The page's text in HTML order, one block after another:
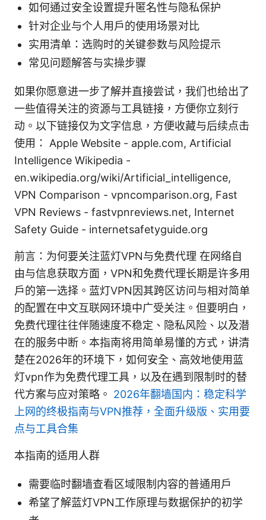
如何通过安全设置提升匿名性与隐私保护
针对企业与个人用户的使用场景对比
实用清单：选购时的关键参数与风险提示
常见问题解答与实操步骤
如果你愿意进一步了解并直接尝试，我们也给出了
一些值得关注的资源与工具链接，方便你立刻行
动。以下链接仅为文字信息，方便收藏与后续点击
使用： Apple Website - apple.com, Artificial
Intelligence Wikipedia -
en.wikipedia.org/wiki/Artificial_intelligence,
VPN Comparison - vpncomparison.org, Fast
VPN Reviews - fastvpnreviews.net, Internet
Safety Guide - internetsafetyguide.org
前言：为何要关注蓝灯VPN与免费代理 在网络自
由与信息获取方面，VPN和免费代理长期是许多用
户的第一选择。蓝灯VPN因其跨区访问与相对简单
的配置在中文互联网环境中广受关注。但要明白，
免费代理往往伴随速度不稳定、隐私风险、以及潜
在的服务中断。本指南将用简单易懂的方式，讲清
楚在2026年的环境下，如何安全、高效地使用蓝
灯vpn作为免费代理工具，以及在遇到限制时的替
代方案与应对策略。 2026年翻墙国内：稳定科学
上网的终极指南与VPN推荐，全面升级版、实用要
点与工具合集
本指南的适用人群
需要临时翻墙查看区域限制内容的普通用户
希望了解蓝灯VPN工作原理与数据保护的初学